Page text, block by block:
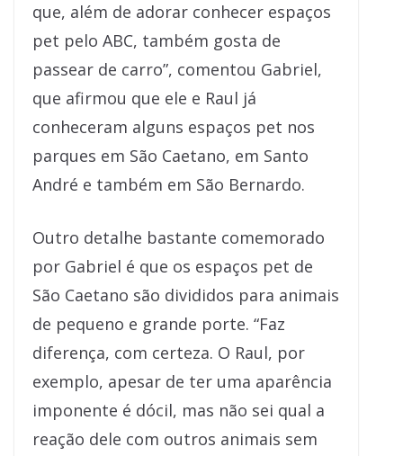
que, além de adorar conhecer espaços
pet pelo ABC, também gosta de
passear de carro”, comentou Gabriel,
que afirmou que ele e Raul já
conheceram alguns espaços pet nos
parques em São Caetano, em Santo
André e também em São Bernardo.
Outro detalhe bastante comemorado
por Gabriel é que os espaços pet de
São Caetano são divididos para animais
de pequeno e grande porte. “Faz
diferença, com certeza. O Raul, por
exemplo, apesar de ter uma aparência
imponente é dócil, mas não sei qual a
reação dele com outros animais sem